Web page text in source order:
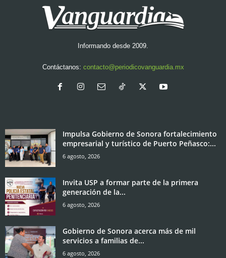
Informando desde 2009.
Contáctanos: contacto@periodicovanguardia.mx
Impulsa Gobierno de Sonora fortalecimiento
empresarial y turístico de Puerto Peñasco:...
6 agosto, 2026
Invita USP a formar parte de la primera
generación de la...
6 agosto, 2026
Gobierno de Sonora acerca más de mil
servicios a familias de...
6 agosto, 2026